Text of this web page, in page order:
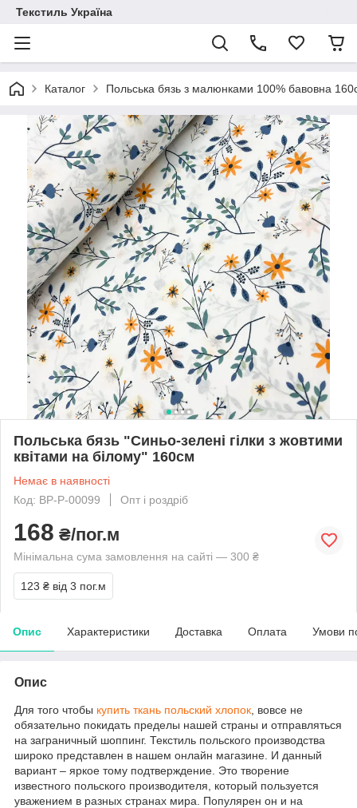
Текстиль Україна
Каталог Польська бязь з малюнками 100% бавовна
Польська бязь "Синьо-зелені гілки з жовтими
квітами на білому" 160см
Немає в наявності
Код: BP-P-00099
Опт і роздріб
168 ₴/пог.м
Мінімальна сума замовлення на сайті — 300 ₴
123 ₴ від 3 пог.м
Опис Характеристики Доставка Оплата Умови
Опис
Для того чтобы купить ткань польский хлопок , вовсе не
обязательно покидать пределы нашей страны и отправляться
на заграничный шоппинг. Текстиль польского производства
широко представлен в нашем онлайн магазине. И данный
вариант – яркое тому подтверждение. Это творение
известного польского производителя, который пользуется
уважением в разных странах мира. Популярен он и на